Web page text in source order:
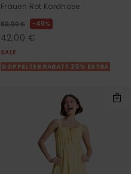
Frauen Rot Kordhose
80,00 € 48%
42,00 €
SALE
DOPPELTER RABATT 25% EXTRA